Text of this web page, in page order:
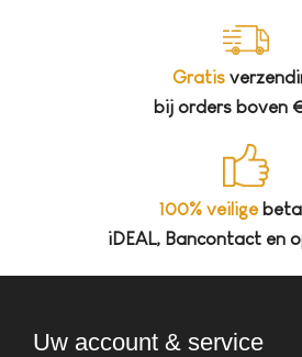
Gratis
bij orders boven
100% veilige
iDEAL, Bancontact en
Uw account & service